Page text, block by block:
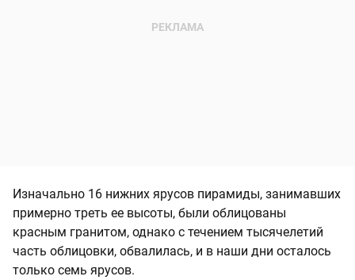
Изначально 16 нижних ярусов пирамиды, занимавших
примерно треть ее высоты, были облицованы
красным гранитом, однако с течением тысячелетий
часть облицовки, обвалилась, и в наши дни осталось
только семь ярусов.